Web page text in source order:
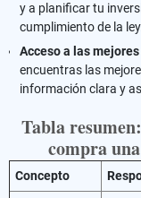
y a planificar tu
cumplimiento de la
Acceso a las
encuentras las
información clara y
Tabla
compra
Concepto